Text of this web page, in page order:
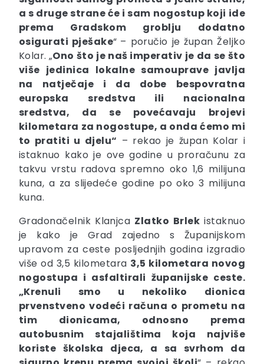
a s druge strane će i sam nogostup koji ide
prema Gradskom groblju dodatno
osigurati pješake“ – poručio je župan Željko
Kolar. „Ono što je naš imperativ je da se što
više jedinica lokalne samouprave javlja
na natječaje i da dobe bespovratna
europska sredstva ili nacionalna
sredstva, da se povećavaju brojevi
kilometara za nogostupe, a onda ćemo mi
to pratiti u djelu“ – rekao je župan Kolar i
istaknuo kako je ove godine u proračunu za
takvu vrstu radova spremno oko 1,6 milijuna
kuna, a za slijedeće godine po oko 3 milijuna
kuna.
Gradonačelnik Klanjca Zlatko Brlek istaknuo
je kako je Grad zajedno s Županijskom
upravom za ceste posljednjih godina izgradio
više od 3,5 kilometara 3,5 kilometara novog
nogostupa i asfaltirali županijske ceste.
„Krenuli smo u nekoliko dionica
prvenstveno vodeći računa o prometu na
tim dionicama, odnosno prema
autobusnim stajalištima koja najviše
koriste školska djeca, a sa svrhom da